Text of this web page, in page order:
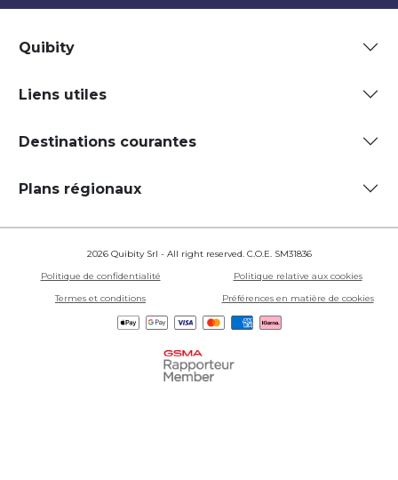
Quibity
Liens utiles
Destinations courantes
Plans régionaux
2026 Quibity Srl - All right reserved. C.O.E. SM31836
Politique de confidentialité
Politique relative aux cookies
Termes et conditions
Préférences en matière de cookies